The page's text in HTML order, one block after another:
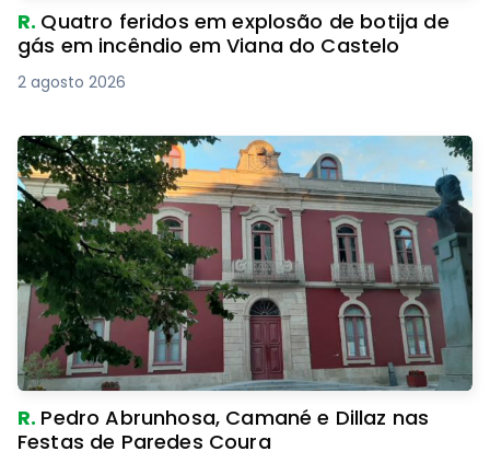
R. Quatro feridos em explosão de botija de
gás em incêndio em Viana do Castelo
2 agosto 2026
R. Pedro Abrunhosa, Camané e Dillaz nas
Festas de Paredes Coura